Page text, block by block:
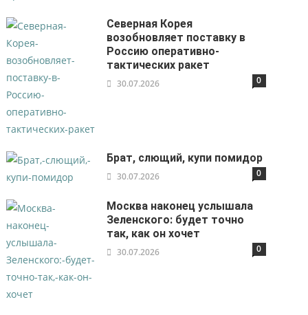
Северная Корея
возобновляет поставку в
Россию оперативно-
тактических ракет
30.07.2026 0
Брат, слющий, купи помидор
30.07.2026 0
Москва наконец услышала
Зеленского: будет точно
так, как он хочет
30.07.2026 0